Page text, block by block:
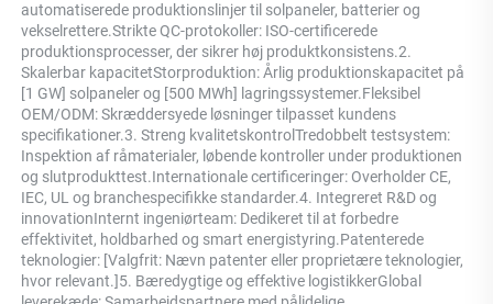
automatiserede produktionslinjer til solpaneler, batterier og
vekselrettere.Strikte QC-protokoller: ISO-certificerede
produktionsprocesser, der sikrer høj produktkonsistens.2.
Skalerbar kapacitetStorproduktion: Årlig produktionskapacitet på
[1 GW] solpaneler og [500 MWh] lagringssystemer.Fleksibel
OEM/ODM: Skræddersyede løsninger tilpasset kundens
specifikationer.3. Streng kvalitetskontrolTredobbelt testsystem:
Inspektion af råmaterialer, løbende kontroller under produktionen
og slutprodukttest.Internationale certificeringer: Overholder CE,
IEC, UL og branchespecifikke standarder.4. Integreret R&D og
innovationInternt ingeniørteam: Dedikeret til at forbedre
effektivitet, holdbarhed og smart energistyring.Patenterede
teknologier: [Valgfrit: Nævn patenter eller proprietære teknologier,
hvor relevant.]5. Bæredygtige og effektive logistikkerGlobal